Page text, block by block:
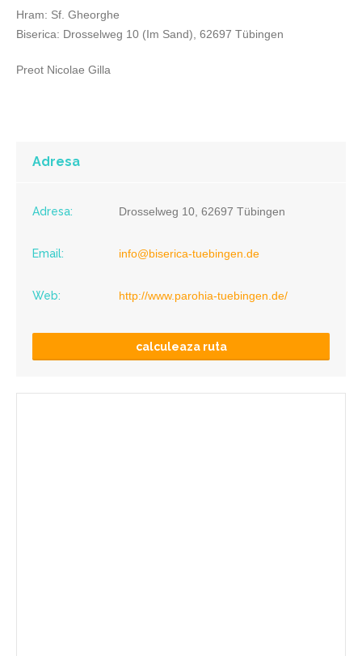
Hram: Sf. Gheorghe
Biserica: Drosselweg 10 (Im Sand), 62697 Tübingen
Preot Nicolae Gilla
Adresa
Adresa: Drosselweg 10, 62697 Tübingen
Email: info@biserica-tuebingen.de
Web: http://www.parohia-tuebingen.de/
calculeaza ruta